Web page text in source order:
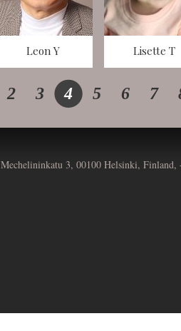
Leon Y Lisette T
2 3 4 5 6 7
3, 00100 Helsinki,